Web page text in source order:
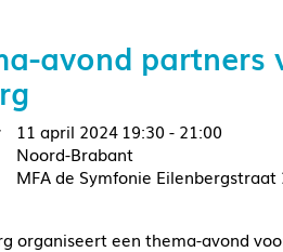
avond partners
11 april 2024 19:30 - 21:00
Noord-Brabant
MFA de Symfonie Eilenbergstraat
organiseert een thema-avond